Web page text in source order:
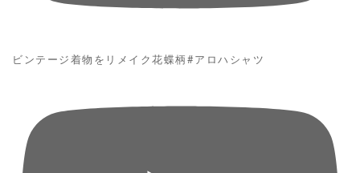
ビンテージ着物をリメイク花蝶柄#アロハシャツ